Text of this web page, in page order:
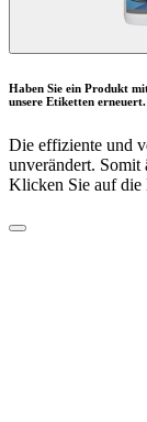
Haben Sie ein Produkt
unsere Etiketten erneuert.
Die effiziente und
unverändert. Somit
Klicken Sie auf die